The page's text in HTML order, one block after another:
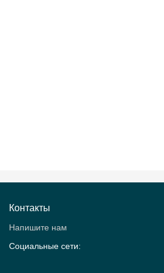
Контакты
Напишите нам
Социальные сети: